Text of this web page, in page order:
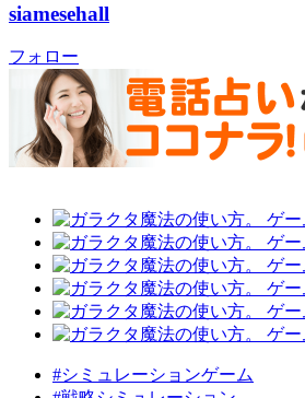
siamesehall
フォロー
#シミュレーションゲーム